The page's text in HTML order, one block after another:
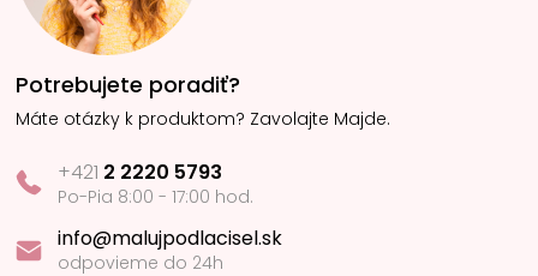
Potrebujete poradiť?
Máte otázky k produktom? Zavolajte Majde.
+421 2 2220 5793
Po-Pia 8:00 - 17:00 hod.
info@malujpodlacisel.sk
odpovieme do 24h